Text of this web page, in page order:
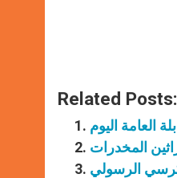
Related Posts:
العامة اليوم
المخدرات
الرسولي